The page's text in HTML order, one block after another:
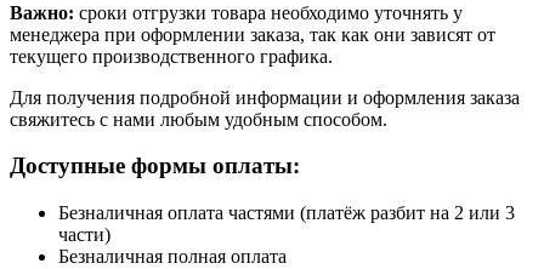
Важно: сроки отгрузки товара необходимо уточнять у
менеджера при оформлении заказа, так как они зависят от
текущего производственного графика.
Для получения подробной информации и оформления заказа
свяжитесь с нами любым удобным способом.
Доступные формы оплаты:
Безналичная оплата частями (платёж разбит на 2 или 3
части)
Безналичная полная оплата